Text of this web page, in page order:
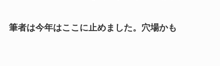
筆者は今年はここに止めました。穴場かも